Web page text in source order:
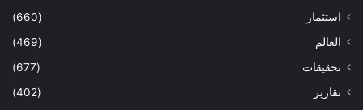
استثمار
(660)
العالم
(469)
تحقيقات
(677)
تقارير
(402)